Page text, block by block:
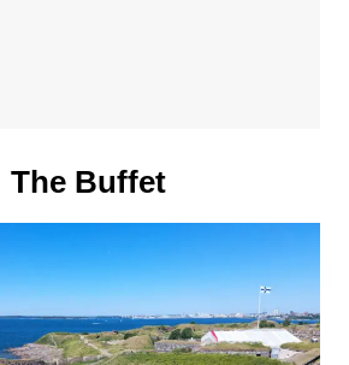
The Buffet